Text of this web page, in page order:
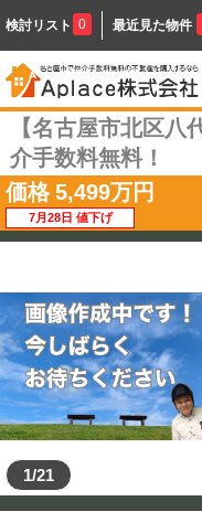
検討リスト 0 最近見た物件
【名古屋市北区
介手数料無料！
価格 5,499万円
7月28日 値下げ
1/21